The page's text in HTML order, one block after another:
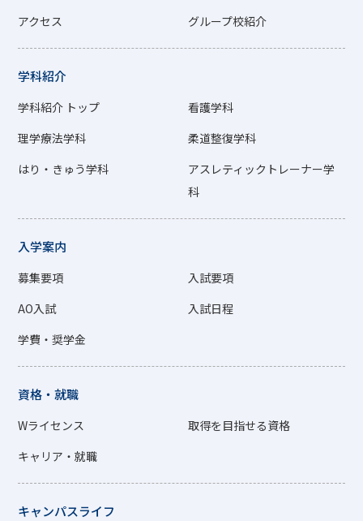
アクセス
グループ校紹介
学科紹介
学科紹介 トップ
看護学科
理学療法学科
柔道整復学科
はり・きゅう学科
アスレティックトレーナー学
科
入学案内
募集要項
入試要項
AO入試
入試日程
学費・奨学金
資格・就職
Wライセンス
取得を目指せる資格
キャリア・就職
キャンパスライフ